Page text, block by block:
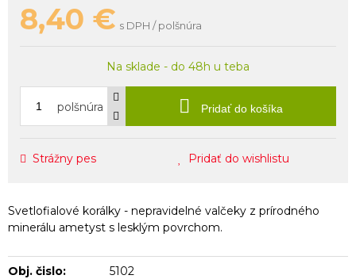
8,40 € s DPH / polšnúra
Na sklade - do 48h u teba
polšnúra Pridať do košíka
Strážny pes Pridať do wishlistu
Svetlofialové korálky - nepravidelné valčeky z prírodného
minerálu ametyst s lesklým povrchom.
Obj. čislo: 5102